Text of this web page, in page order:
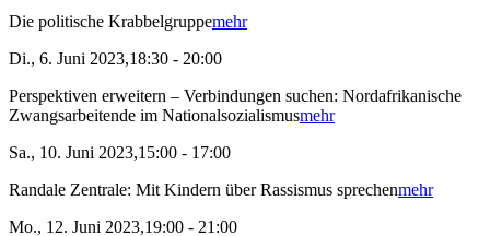
Die politische Krabbelgruppemehr
Di., 6. Juni 2023,18:30 - 20:00
Perspektiven erweitern – Verbindungen suchen: Nordafrikanische
Zwangsarbeitende im Nationalsozialismusmehr
Sa., 10. Juni 2023,15:00 - 17:00
Randale Zentrale: Mit Kindern über Rassismus sprechenmehr
Mo., 12. Juni 2023,19:00 - 21:00